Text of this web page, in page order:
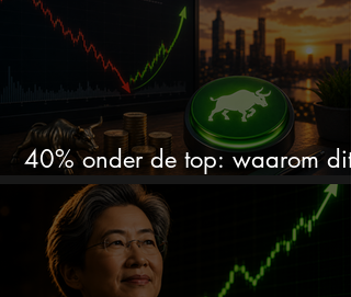
40% onder de top: waarom dit
aandeel weer interessant wordt